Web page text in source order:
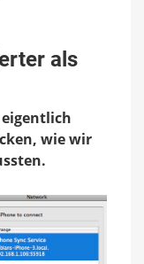
als
eigentlich
wie wir